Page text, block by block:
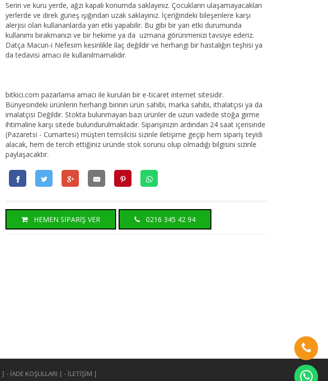
Serin ve kuru yerde, ağzı kapalı konumda saklayınız. Çocukların ulaşamayacakları
yerlerde ve direk güneş ışığından uzak saklayınız. İçeriğindeki bileşenlere karşı
alerjisi olan kullananlarda yan etki yapabilir. Bu gibi bir yan etki durumunda
kullanımı bırakmanızı ve bir hekime ya da uzmana görünmenizi tavsiye ederiz.
Datça Macun-i Nefesim kesinlikle ilaç değildir ve herhangi bir hastalığın teşhisi ya
da tedavisi amacı ile kullanılmamalıdır.
bitkici.com pazarlama amacı ile kurulan bir e-ticaret internet sitesidir.
Bünyesindeki ürünlerin herhangi birinin ürün sahibi, marka sahibi, ithalatçısı ya da
imalatçısı Değildir. Stokta bulunmayan bazı ürünler de uzun vadede stoğa girme
ihtimaline karşı sitede bulundurulmaktadır. Siparişinizin ardından 24 saat içerisinde
(Pazaretsi - Cumartesi) müşteri temsilcisi sizinle iletişime geçip hem sipariş teyidi
alacak, hem de tercih ettiğiniz üründe stok sorunu olup olmadığı bilgisini sizinle
paylaşacaktır.
HEMEN SİPARİŞ VER 0216 345 42 94
| - İADE KOŞULLARI | - İLETİŞİM |